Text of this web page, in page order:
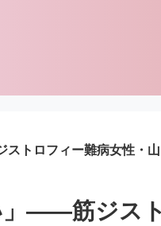
トロフィー難病女性・
」——筋ジス